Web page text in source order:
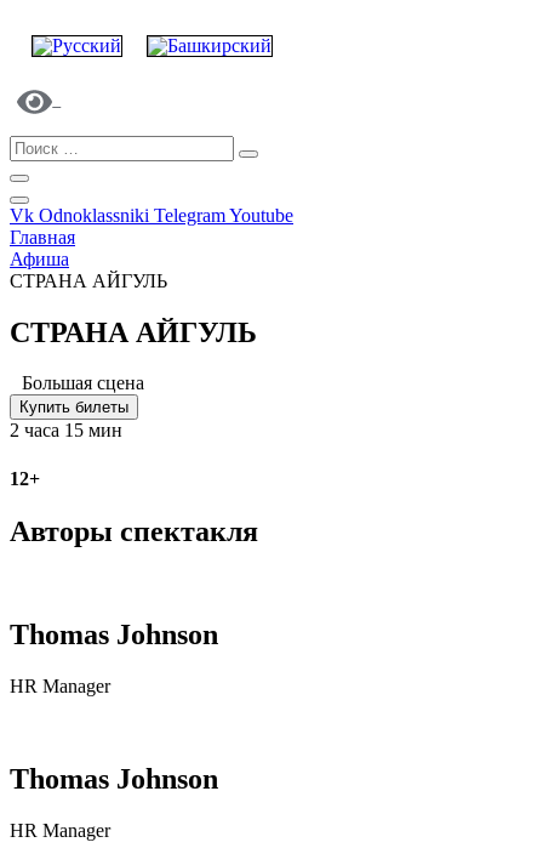
Vk Odnoklassniki TelegramYoutube
Главная
Афиша
СТРАНА АЙГУЛЬ
СТРАНА АЙГУЛЬ
Большая сцена
Купить билеты
2 часа 15 мин
12+
Авторы спектакля
Thomas Johnson
HR Manager
Thomas Johnson
HR Manager